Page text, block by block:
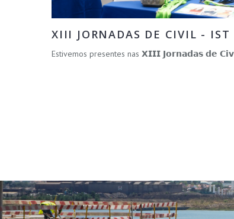
XIII JORNADAS DE CIVIL - IST
Estivemos presentes nas 𝗫𝗜𝗜𝗜 𝗝𝗼𝗿𝗻𝗮𝗱𝗮𝘀 𝗱𝗲